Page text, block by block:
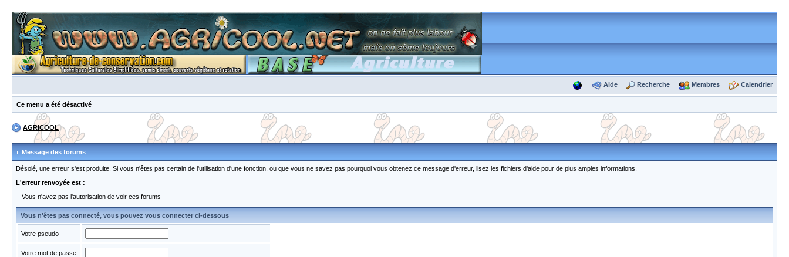
Aide Recherche Membres Calendrier
Ce menu a été désactivé
AGRICOOL
Message des forums
Désolé, une erreur s'est produite. Si vous n'êtes pas certain de l'utilisation d'une fonction, ou que vous ne savez pas pourquoi vous obtenez ce message d'erreur, lisez les fichiers d'aide pour de plus amples informations.
L'erreur renvoyée est :
Vous n'avez pas l'autorisation de voir ces forums
Vous n'êtes pas connecté, vous pouvez vous connecter ci-dessous
Votre pseudo
Votre mot de passe